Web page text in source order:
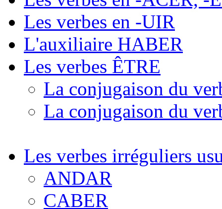
Les verbes en -UIR
L'auxiliaire HABER
Les verbes ÊTRE
La conjugaison du
La conjugaison du
Les verbes irréguliers
ANDAR
CABER